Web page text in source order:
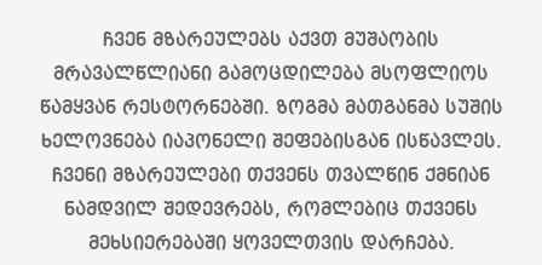
ჩვენ მზარეულებს აქვთ მუშაობის
მრავალწლიანი გამოცდილება მსოფლიოს
წამყვან რესტორნებში. ზოგმა მათგანმა სუშის
ხელოვნება იაპონელი შეფებისგან ისწავლეს.
ჩვენი მზარეულები თქვენს თვალწინ ქმნიან
ნამდვილ შედევრებს, რომლებიც თქვენს
მეხსიერებაში ყოველთვის დარჩება.